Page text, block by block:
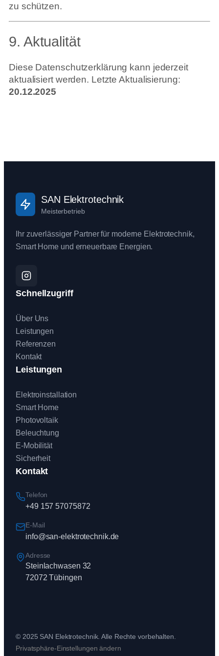
zu schützen.
9. Aktualität
Diese Datenschutzerklärung kann jederzeit
aktualisiert werden. Letzte Aktualisierung:
20.12.2025
SAN Elektrotechnik
Meisterbetrieb
Ihr zuverlässiger Partner für moderne Elektrotechnik,
Smart Home und erneuerbare Energien.
Schnellzugriff
Über Uns
Leistungen
Referenzen
Kontakt
Leistungen
Elektroinstallation
Smart Home
Photovoltaik
Beleuchtung
E-Mobilität
Sicherheit
Kontakt
Telefon
+49 157 57075872
E-Mail
info@san-elektrotechnik.de
Adresse
Steinlachwasen 32
72072 Tübingen
© 2025 SAN Elektrotechnik. Alle Rechte vorbehalten.
Privatsphäre-Einstellungen ändern